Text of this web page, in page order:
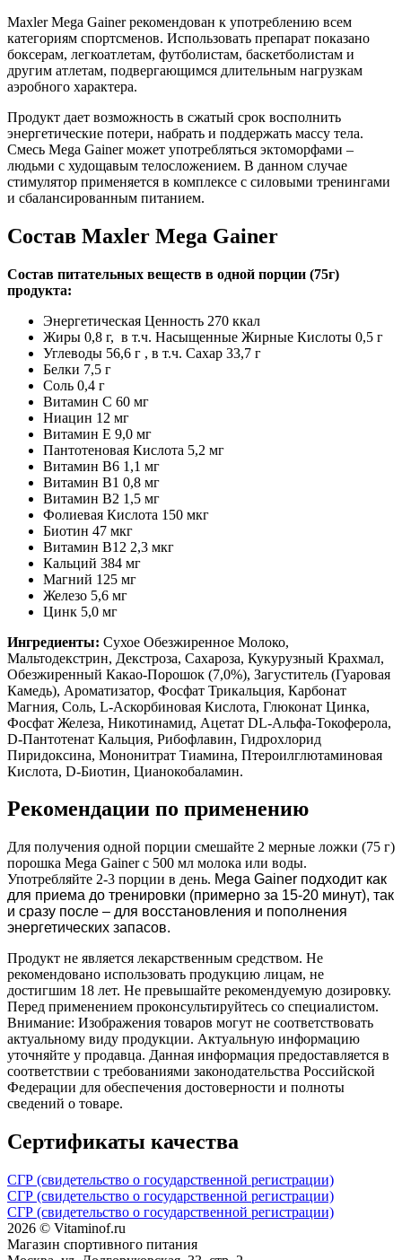
Maxler Mega Gainer рекомендован к употреблению всем
категориям спортсменов. Использовать препарат показано
боксерам, легкоатлетам, футболистам, баскетболистам и
другим атлетам, подвергающимся длительным нагрузкам
аэробного характера.
Продукт дает возможность в сжатый срок восполнить
энергетические потери, набрать и поддержать массу тела.
Смесь Mega Gainer может употребляться эктоморфами –
людьми с худощавым телосложением. В данном случае
стимулятор применяется в комплексе с силовыми тренингами
и сбалансированным питанием.
Состав Maxler Mega Gainer
Состав питательных веществ в одной порции (75г)
продукта:
Энергетическая Ценность 270 ккал
Жиры 0,8 г, в т.ч. Насыщенные Жирные Кислоты 0,5 г
Углеводы 56,6 г , в т.ч. Сахар 33,7 г
Белки 7,5 г
Соль 0,4 г
Витамин С 60 мг
Ниацин 12 мг
Витамин Е 9,0 мг
Пантотеновая Кислота 5,2 мг
Витамин В6 1,1 мг
Витамин В1 0,8 мг
Витамин В2 1,5 мг
Фолиевая Кислота 150 мкг
Биотин 47 мкг
Витамин В12 2,3 мкг
Кальций 384 мг
Магний 125 мг
Железо 5,6 мг
Цинк 5,0 мг
Ингредиенты: Сухое Обезжиренное Молоко,
Мальтодекстрин, Декстроза, Сахароза, Кукурузный Крахмал,
Обезжиренный Какао-Порошок (7,0%), Загуститель (Гуаровая
Камедь), Ароматизатор, Фосфат Трикальция, Карбонат
Магния, Соль, L-Аскорбиновая Кислота, Глюконат Цинка,
Фосфат Железа, Никотинамид, Ацетат DL-Альфа-Токоферола,
D-Пантотенат Кальция, Рибофлавин, Гидрохлорид
Пиридоксина, Мононитрат Тиамина, Птероилглютаминовая
Кислота, D-Биотин, Цианокобаламин.
Рекомендации по применению
Для получения одной порции смешайте 2 мерные ложки (75 г)
порошка Mega Gainer с 500 мл молока или воды.
Употребляйте 2-3 порции в день. Mega Gainer подходит как
для приема до тренировки (примерно за 15-20 минут), так
и сразу после – для восстановления и пополнения
энергетических запасов.
Продукт не является лекарственным средством. Не
рекомендовано использовать продукцию лицам, не
достигшим 18 лет. Не превышайте рекомендуемую дозировку.
Перед применением проконсультируйтесь со специалистом.
Внимание: Изображения товаров могут не соответствовать
актуальному виду продукции. Актуальную информацию
уточняйте у продавца. Данная информация предоставляется в
соответствии с требованиями законодательства Российской
Федерации для обеспечения достоверности и полноты
сведений о товаре.
Сертификаты качества
СГР (свидетельство о государственной регистрации)
СГР (свидетельство о государственной регистрации)
СГР (свидетельство о государственной регистрации)
2026 © Vitaminof.ru
Магазин спортивного питания